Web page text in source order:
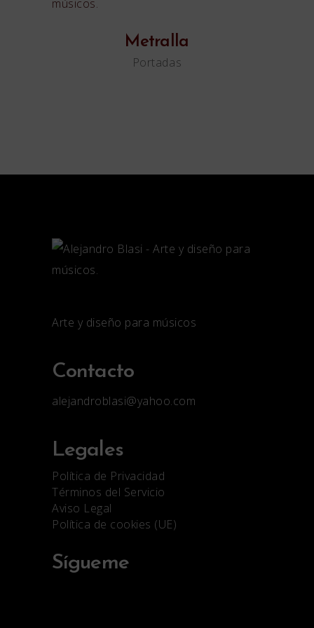
Metralla
Portadas
Arte y diseño para músicos
Contacto
alejandroblasi@yahoo.com
Legales
Política de Privacidad
Términos del Servicio
Aviso Legal
Política de cookies (UE)
Sígueme